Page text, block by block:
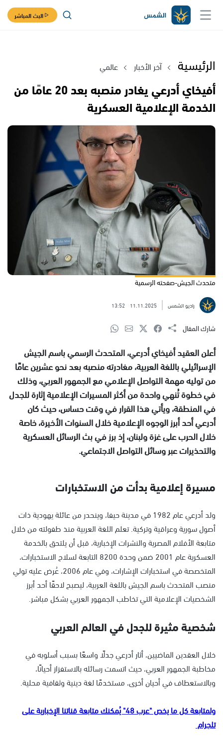
البث المباشر
الرئيسية آخر الأخبار عالمي
أفيخاي أدرعي يغادر منصبه بعد 20 عامًا من
الخدمة الإعلامية العسكرية
متحدث الجيش-صفحته الرسمية
راديو الشمس 11.11.2025
13:52
شارك المقال
أعلن العقيد أفيخاي أدرعي، المتحدث الرسمي باسم الجيش
الإسرائيلي باللغة العربية، مغادرته منصبه بعد نحو عشرين عامًا
من توليه مهمة التواصل الإعلامي مع الجمهور العربي، وذلك
في خطوة تُنهي واحدة من أكثر المسيرات الإعلامية إثارة للجدل
في المنطقة، ويأتي هذا القرار في وقت حساس، حيث كان
أدرعي أحد أبرز الوجوه الإعلامية خلال السنوات الأخيرة، خاصة
خلال الحرب على غزة ولبنان، إذ برز في بث الرسائل العسكرية
والتحذيرات عبر وسائل التواصل الاجتماعي.
مسيرة إعلامية بدأت من الاستخبارات
ولد أدرعي عام 1982 في مدينة حيفا، وينحدر من عائلة يهودية ذات
أصول سورية وعراقية وتركية. تعلم اللغة العربية منذ طفولته من خلال
متابعة الأفلام المصرية والنشرات الإخبارية، قبل أن يلتحق بالخدمة
العسكرية عام 2001 ضمن وحدة 8200 التابعة لسلاح الاستخبارات،
المتخصصة في استخبارات الإشارات، وفي عام 2006، عُرض عليه تولي
منصب المتحدث باسم الجيش باللغة العربية، ليصبح لاحقًا أحد أبرز
الشخصيات الإعلامية التي تخاطب الجمهور العربي بشكل مباشر.
شخصية مثيرة للجدل في العالم العربي
خلال العقدين الماضيين، أثار أدرعي جدلًا واسعًا بسبب أسلوبه في
مخاطبة الجمهور العربي، حيث اتسمت رسائله بالاستفزاز أحيانًا،
وبالاستعطاف في أحيان أخرى، مستخدمًا لغة دينية وثقافية محلية.
ولمتابعة كل ما يخص "عرب 48" يُمكنك متابعة قناتنا الإخبارية على
تلجرام